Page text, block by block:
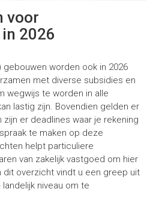
voor
2026
gebouwen worden ook in 2026
met diverse subsidies en
wegwijs te worden in alle
lastig zijn. Bovendien gelden er
er deadlines waar je rekening
te maken op deze
helpt particuliere
van zakelijk vastgoed om hier
dit overzicht vindt u een greep uit
niveau om te